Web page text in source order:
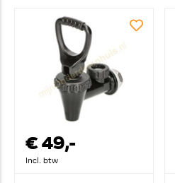
€ 49,-
Incl. btw